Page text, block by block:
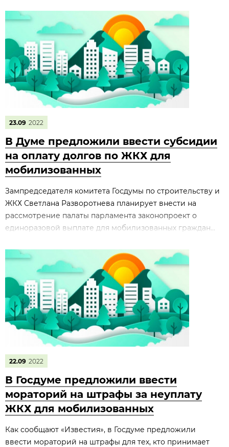
23.09 2022
В Думе предложили ввести субсидии
на оплату долгов по ЖКХ для
мобилизованных
Зампредседателя комитета Госдумы по строительству и
ЖКХ Светлана Разворотнева планирует внести на
рассмотрение палаты парламента законопроект о
единоразовой выплате для мобилизованных граждан...
22.09 2022
В Госдуме предложили ввести
мораторий на штрафы за неуплату
ЖКХ для мобилизованных
Как сообщают «Известия», в Госдуме предложили
ввести мораторий на штрафы для тех, кто принимает